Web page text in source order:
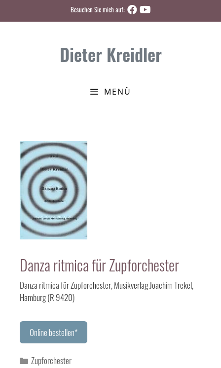
Besuchen Sie mich auf:
Dieter Kreidler
MENÜ
Danza ritmica für Zupforchester
Danza ritmica für Zupforchester, Musikverlag Joachim Trekel,
Hamburg (R 9420)
Online bestellen*
Kategorien
Zupforchester